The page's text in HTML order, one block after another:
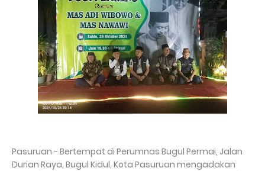
Pasuruan - Bertempat di Perumnas Bugul Permai, Jalan
Durian Raya, Bugul Kidul, Kota Pasuruan mengadakan